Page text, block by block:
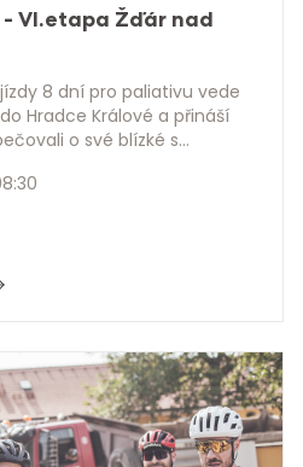
VI.etapa Žďár nad
8 dní pro paliativu vede
Hradce Králové a přináší
o své blízké s
aby spolu s pečujícími
péče a pomohl vybrat
Přidejte se po trase,